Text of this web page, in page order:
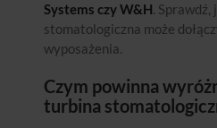
Systems czy W&H.
stomatologiczna może
wyposażenia.
Czym powinna
turbina